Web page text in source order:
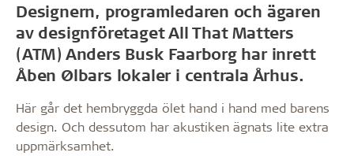
Designern, programledaren och ägaren
av designföretaget All That Matters
(ATM) Anders Busk Faarborg har inrett
Åben Ølbars lokaler i centrala Århus.
Här går det hembryggda ölet hand i hand med barens
design. Och dessutom har akustiken ägnats lite extra
uppmärksamhet.